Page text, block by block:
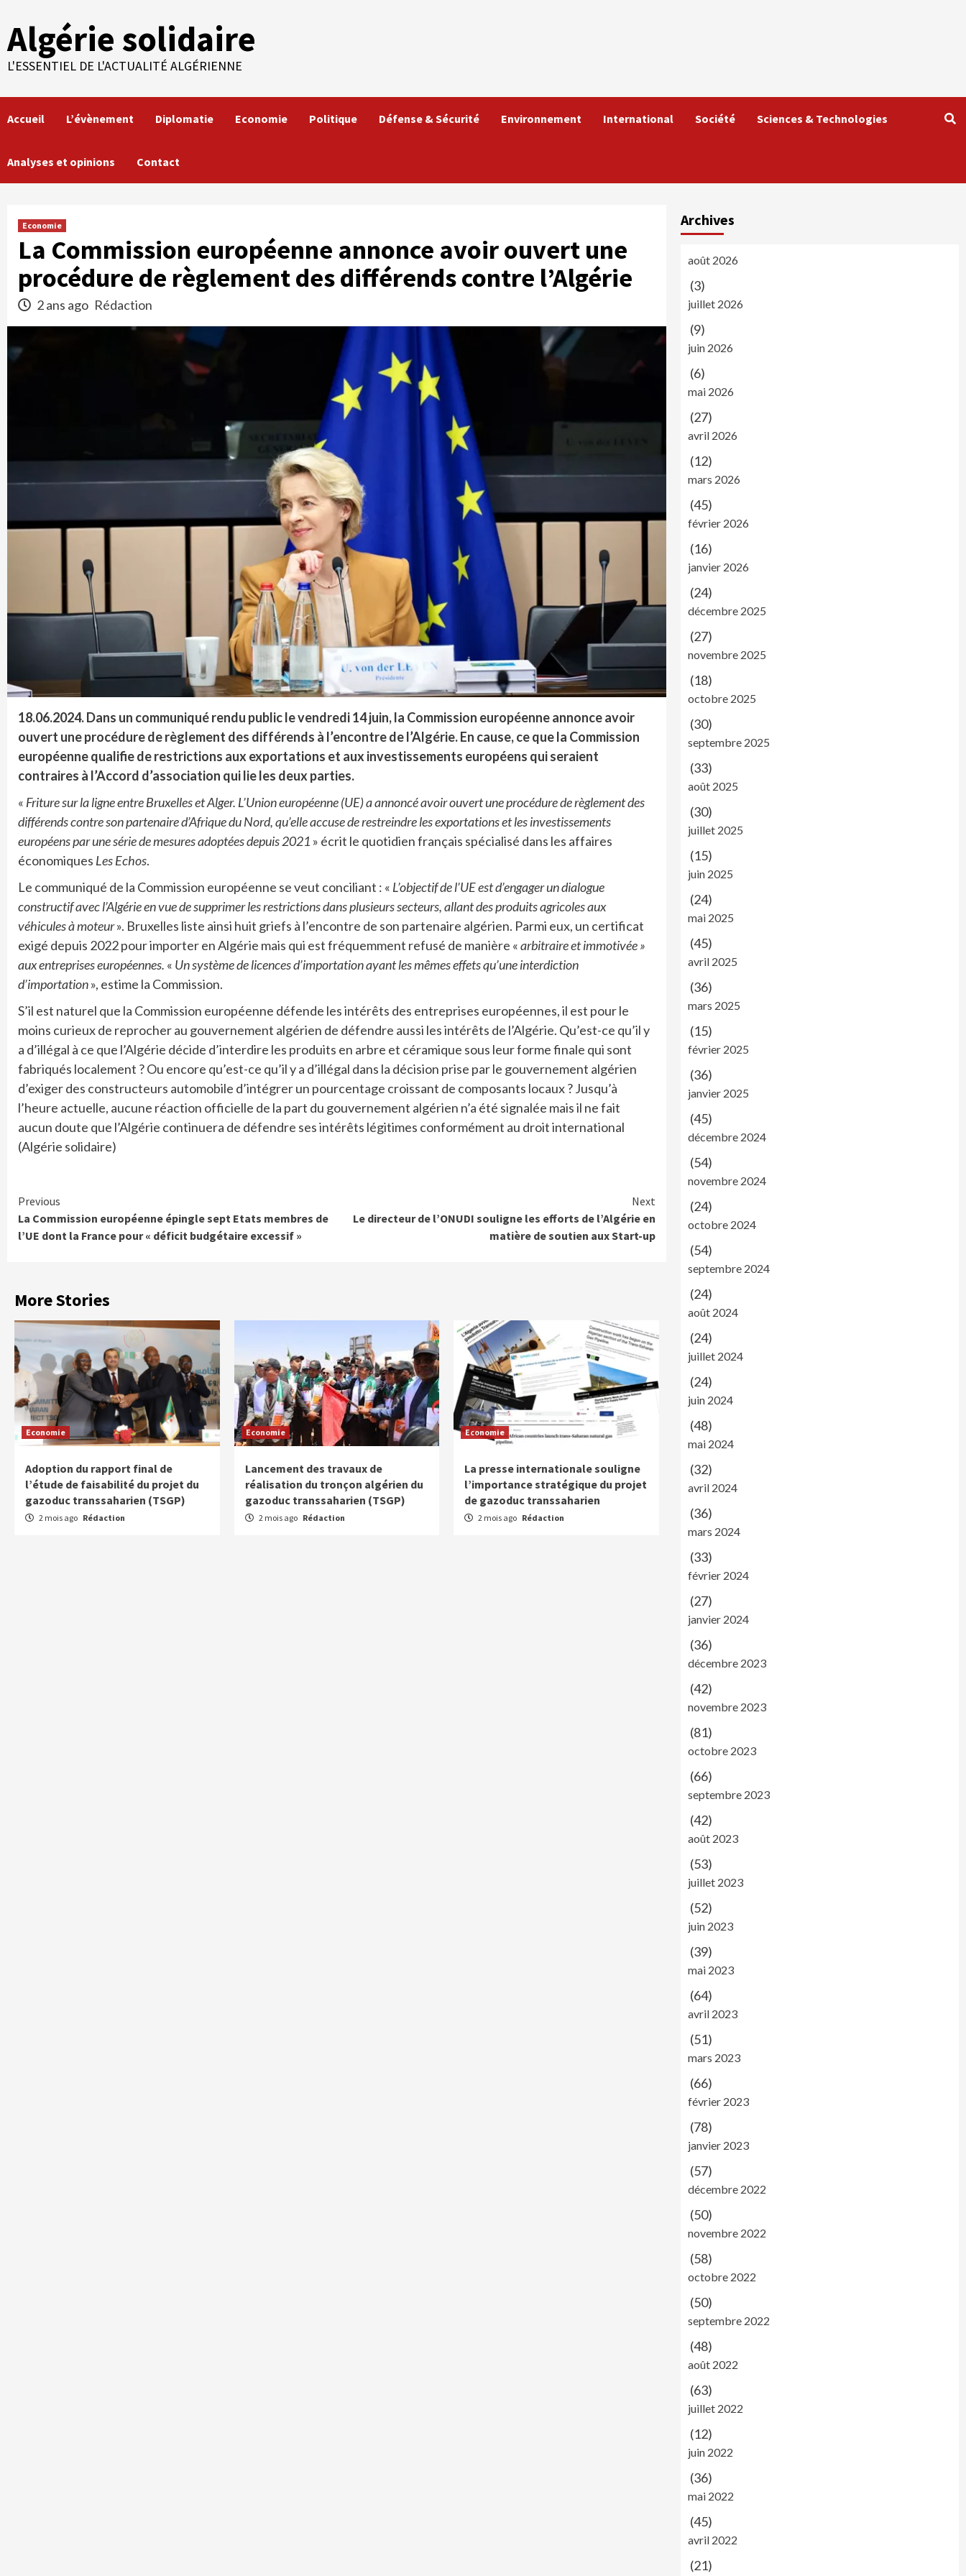
content
Algérie solidaire
L'ESSENTIEL DE L'ACTUALITÉ ALGÉRIENNE
Accueil L’évènement Diplomatie Economie Politique Défense & Sécurité Environnement International Société Sciences & Technologies
Analyses et opinions Contact
Economie
La Commission européenne annonce avoir ouvert une
procédure de règlement des différends contre l’Algérie
2 ans ago Rédaction
18.06.2024. Dans un communiqué rendu public le vendredi 14 juin, la Commission européenne annonce avoir
ouvert une procédure de règlement des différends à l’encontre de l’Algérie. En cause, ce que la Commission
européenne qualifie de restrictions aux exportations et aux investissements européens qui seraient
contraires à l’Accord d’association qui lie les deux parties.
« Friture sur la ligne entre Bruxelles et Alger. L’Union européenne (UE) a annoncé avoir ouvert une procédure de règlement des
différends contre son partenaire d’Afrique du Nord, qu’elle accuse de restreindre les exportations et les investissements
européens par une série de mesures adoptées depuis 2021 » écrit le quotidien français spécialisé dans les affaires
économiques Les Echos.
Le communiqué de la Commission européenne se veut conciliant : « L’objectif de l’UE est d’engager un dialogue
constructif avec l’Algérie en vue de supprimer les restrictions dans plusieurs secteurs, allant des produits agricoles aux
véhicules à moteur». Bruxelles liste ainsi huit griefs à l’encontre de son partenaire algérien. Parmi eux, un certificat
exigé depuis 2022 pour importer en Algérie mais qui est fréquemment refusé de manière «arbitraire et immotivée »
aux entreprises européennes. « Un système de licences d’importation ayant les mêmes effets qu’une interdiction
d’importation», estime la Commission.
S’il est naturel que la Commission européenne défende les intérêts des entreprises européennes, il est pour le
moins curieux de reprocher au gouvernement algérien de défendre aussi les intérêts de l’Algérie. Qu’est-ce qu’il y
a d’illégal à ce que l’Algérie décide d’interdire les produits en arbre et céramique sous leur forme finale qui sont
fabriqués localement ? Ou encore qu’est-ce qu’il y a d’illégal dans la décision prise par le gouvernement algérien
d’exiger des constructeurs automobile d’intégrer un pourcentage croissant de composants locaux ? Jusqu’à
l’heure actuelle, aucune réaction officielle de la part du gouvernement algérien n’a été signalée mais il ne fait
aucun doute que l’Algérie continuera de défendre ses intérêts légitimes conformément au droit international
(Algérie solidaire)
Continue
Reading
Previous
La Commission européenne épingle sept Etats membres de
l’UE dont la France pour « déficit budgétaire excessif »
Next
Le directeur de l’ONUDI souligne les efforts de l’Algérie en
matière de soutien aux Start-up
More Stories
Economie
Adoption du rapport final de
l’étude de faisabilité du projet du
gazoduc transsaharien (TSGP)
2 mois ago Rédaction
Economie
Lancement des travaux de
réalisation du tronçon algérien du
gazoduc transsaharien (TSGP)
2 mois ago Rédaction
Economie
La presse internationale souligne
l’importance stratégique du projet
de gazoduc transsaharien
2 mois ago Rédaction
Archives
août 2026
(3)
juillet 2026
(9)
juin 2026
(6)
mai 2026
(27)
avril 2026
(12)
mars 2026
(45)
février 2026
(16)
janvier 2026
(24)
décembre 2025
(27)
novembre 2025
(18)
octobre 2025
(30)
septembre 2025
(33)
août 2025
(30)
juillet 2025
(15)
juin 2025
(24)
mai 2025
(45)
avril 2025
(36)
mars 2025
(15)
février 2025
(36)
janvier 2025
(45)
décembre 2024
(54)
novembre 2024
(24)
octobre 2024
(54)
septembre 2024
(24)
août 2024
(24)
juillet 2024
(24)
juin 2024
(48)
mai 2024
(32)
avril 2024
(36)
mars 2024
(33)
février 2024
(27)
janvier 2024
(36)
décembre 2023
(42)
novembre 2023
(81)
octobre 2023
(66)
septembre 2023
(42)
août 2023
(53)
juillet 2023
(52)
juin 2023
(39)
mai 2023
(64)
avril 2023
(51)
mars 2023
(66)
février 2023
(78)
janvier 2023
(57)
décembre 2022
(50)
novembre 2022
(58)
octobre 2022
(50)
septembre 2022
(48)
août 2022
(63)
juillet 2022
(12)
juin 2022
(36)
mai 2022
(45)
avril 2022
(21)